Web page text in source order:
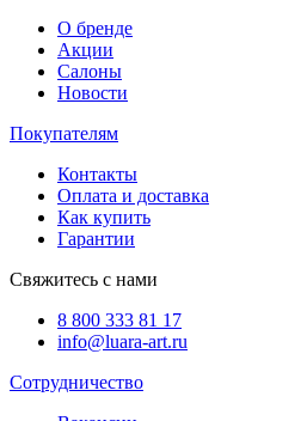
О бренде
Акции
Салоны
Новости
Покупателям
Контакты
Оплата и доставка
Как купить
Гарантии
Свяжитесь с нами
8 800 333 81 17
info@luara-art.ru
Сотрудничество